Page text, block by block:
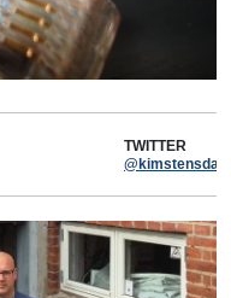
TWITTER
@kimstensdal